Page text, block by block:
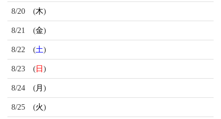
8/20 (木)
8/21 (金)
8/22 (土)
8/23 (日 )
8/24 (月 )
8/25 (火)